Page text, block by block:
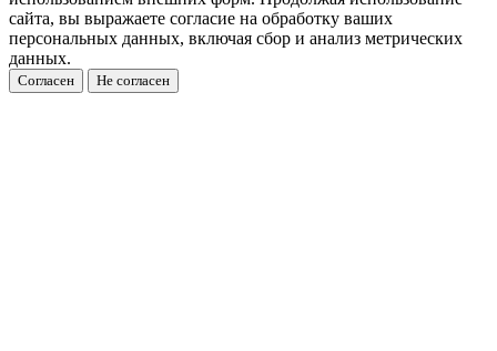
сайта, вы выражаете согласие на обработку ваших
персональных данных, включая сбор и анализ метрических
данных.
Согласен Не согласен